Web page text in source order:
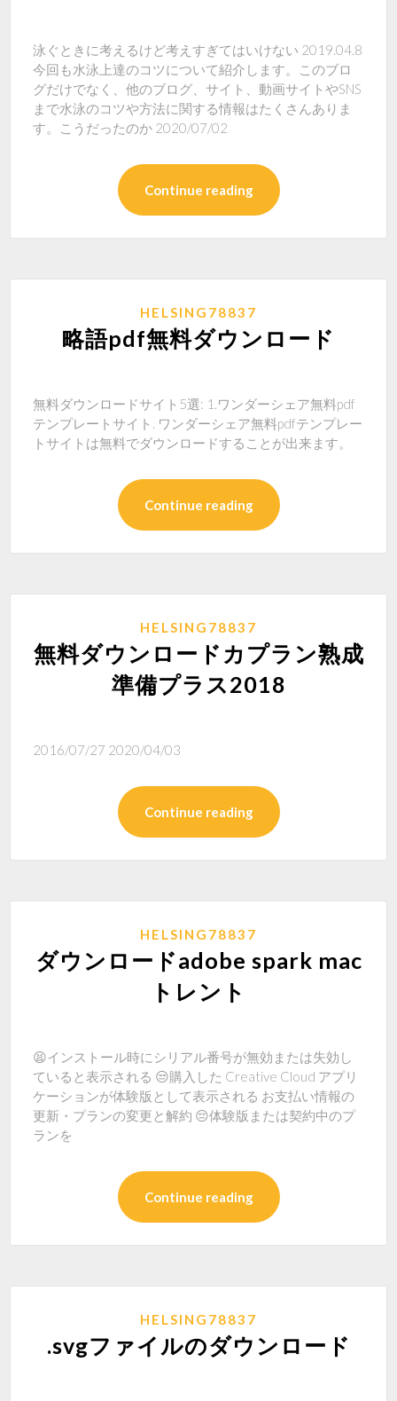
泳ぐときに考えるけど考えすぎてはいけない 2019.04.8
今回も水泳上達のコツについて紹介します。このブロ
グだけでなく、他のブログ、サイト、動画サイトやSNS
まで水泳のコツや方法に関する情報はたくさんありま
す。こうだったのか 2020/07/02
Continue reading
HELSING78837
略語pdf無料ダウンロード
無料ダウンロードサイト5選: 1.ワンダーシェア無料pdf
テンプレートサイト. ワンダーシェア無料pdfテンプレー
トサイトは無料でダウンロードすることが出来ます。
Continue reading
HELSING78837
無料ダウンロードカプラン熟成
準備プラス2018
2016/07/27 2020/04/03
Continue reading
HELSING78837
ダウンロードadobe spark mac
トレント
😫インストール時にシリアル番号が無効または失効し
ていると表示される 😒購入した Creative Cloud アプリ
ケーションが体験版として表示される お支払い情報の
更新・プランの変更と解約 😔体験版または契約中のプ
ランを
Continue reading
HELSING78837
.svgファイルのダウンロード